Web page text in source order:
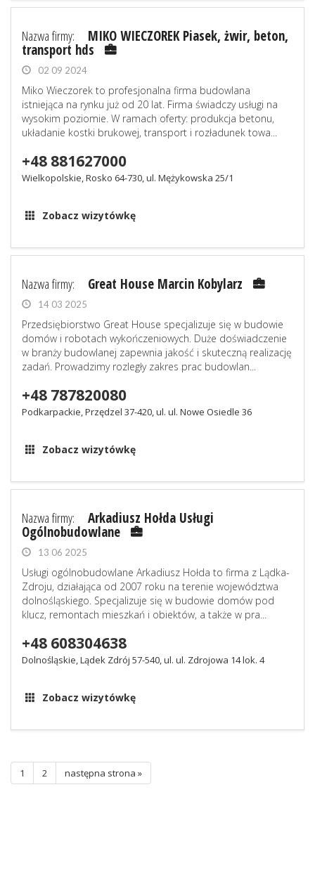
Nazwa firmy: MIKO WIECZOREK Piasek, żwir, beton,
transport hds
02 09 2024
Miko Wieczorek to profesjonalna firma budowlana
istniejąca na rynku już od 20 lat. Firma świadczy usługi na
wysokim poziomie. W ramach oferty: produkcja betonu,
układanie kostki brukowej, transport i rozładunek towa...
+48 881627000
Wielkopolskie, Rosko 64-730, ul. Mężykowska 25/1
Zobacz wizytówkę
Nazwa firmy: Great House Marcin Kobylarz
14 03 2025
Przedsiębiorstwo Great House specjalizuje się w budowie
domów i robotach wykończeniowych. Duże doświadczenie
w branży budowlanej zapewnia jakość i skuteczną realizację
zadań. Prowadzimy rozległy zakres prac budowlan...
+48 787820080
Podkarpackie, Przędzel 37-420, ul. ul. Nowe Osiedle 36
Zobacz wizytówkę
Nazwa firmy: Arkadiusz Hołda Usługi
Ogólnobudowlane
13 06 2025
Usługi ogólnobudowlane Arkadiusz Hołda to firma z Lądka-
Zdroju, działająca od 2007 roku na terenie województwa
dolnośląskiego. Specjalizuje się w budowie domów pod
klucz, remontach mieszkań i obiektów, a także w pra...
+48 608304638
Dolnośląskie, Lądek Zdrój 57-540, ul. ul. Zdrojowa 14 lok. 4
Zobacz wizytówkę
1 2 następna strona »